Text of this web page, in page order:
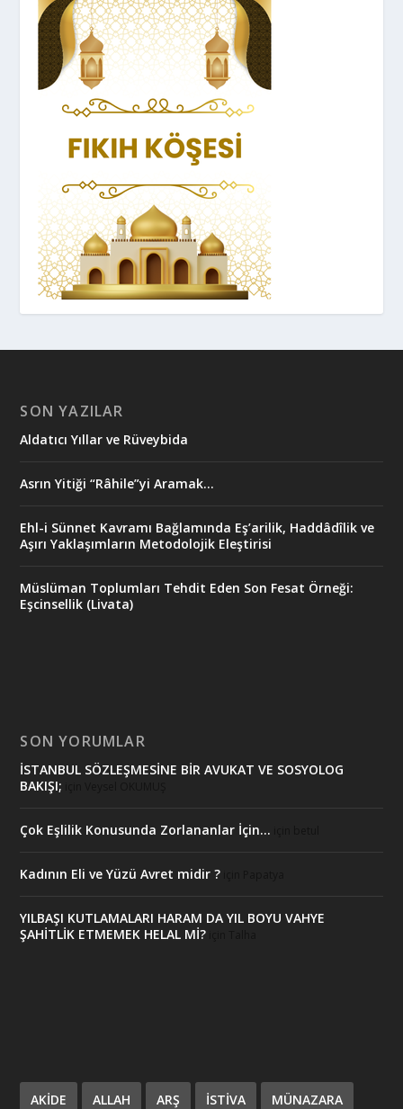
SON YAZILAR
Aldatıcı Yıllar ve Rüveybida
Asrın Yitiği “Râhile”yi Aramak…
Ehl-i Sünnet Kavramı Bağlamında Eş’arilik, Haddâdîlik ve
Aşırı Yaklaşımların Metodolojik Eleştirisi
Müslüman Toplumları Tehdit Eden Son Fesat Örneği:
Eşcinsellik (Livata)
SON YORUMLAR
İSTANBUL SÖZLEŞMESİNE BİR AVUKAT VE SOSYOLOG
BAKIŞI;
Çok Eşlilik Konusunda Zorlananlar İçin…
Kadının Eli ve Yüzü Avret midir ?
YILBAŞI KUTLAMALARI HARAM DA YIL BOYU VAHYE
ŞAHİTLİK ETMEMEK HELAL Mİ?
AKIDE ALLAH ARŞ ISTIVA MÜNAZARA